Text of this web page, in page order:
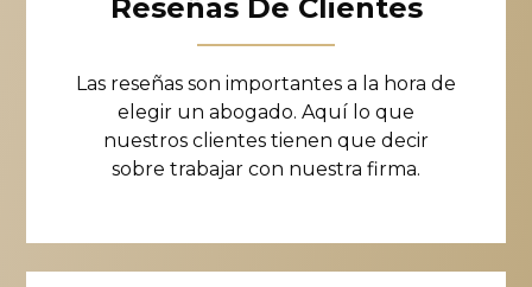
Reseñas De Clientes
Las reseñas son importantes a la hora de
elegir un abogado. Aquí lo que
nuestros clientes tienen que decir
sobre trabajar con nuestra firma.